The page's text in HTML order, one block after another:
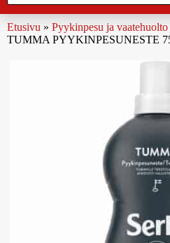
Etusivu » Pyykinpesu ja vaatehuolto
TUMMA PYYKINPESUNESTE